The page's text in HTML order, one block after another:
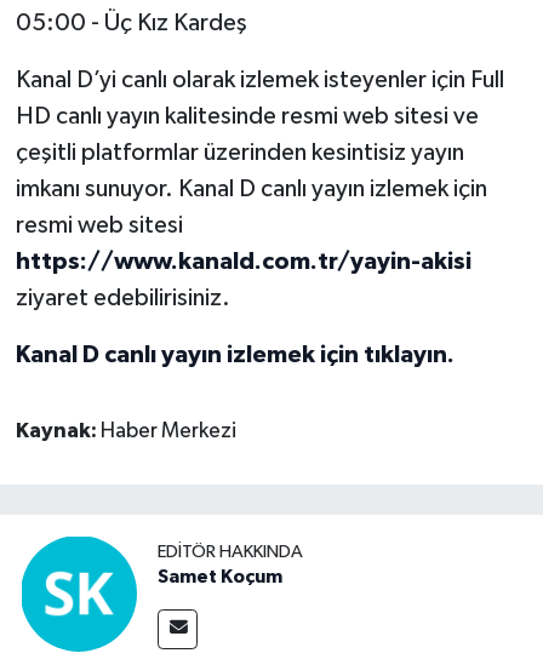
05:00 - Üç Kız Kardeş
Kanal D’yi canlı olarak izlemek isteyenler için Full
HD canlı yayın kalitesinde resmi web sitesi ve
çeşitli platformlar üzerinden kesintisiz yayın
imkanı sunuyor. Kanal D canlı yayın izlemek için
resmi web sitesi
https://www.kanald.com.tr/yayin-akisi
ziyaret edebilirisiniz.
Kanal D canlı yayın izlemek için tıklayın.
Kaynak: Haber Merkezi
EDITÖR HAKKINDA
Samet Koçum